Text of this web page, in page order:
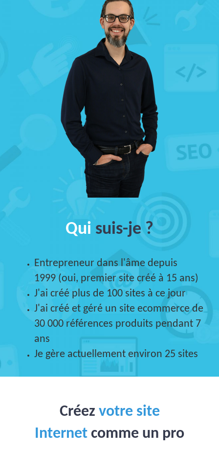
Qui suis-je ?
Entrepreneur dans l'âme depuis
1999 (oui, premier site créé à 15 ans)
J'ai créé plus de 100 sites à ce jour
J'ai créé et géré un site ecommerce de
30 000 références produits pendant 7
ans
Je gère actuellement environ 25 sites
Créez votre site
Internet comme un pro